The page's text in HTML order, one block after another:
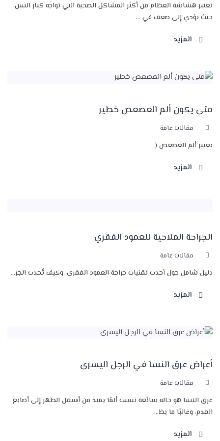
تعتبر هشاشة العظام من أكثر المشاكل الصحية التي تواجه كبار السن،
حيث تؤدي إلى ضعف في ...
المزيد
متى يكون ألم العصعص خطير
مقالات عامة
يعتبر ألم العصعص (
المزيد
الجراحة الملاحية للعمود الفقري
مقالات عامة
دليل شامل حول أحدث تقنيات جراحة العمود الفقري، وكيف تُحدث الجر...
المزيد
أعراض عرق النسا في الرجل اليسرى
مقالات عامة
عرق النسا هو حالة شائعة تسبب ألمًا يمتد من أسفل الظهر إلى أصابع
القدم، وغالبًا ما يظ...
المزيد